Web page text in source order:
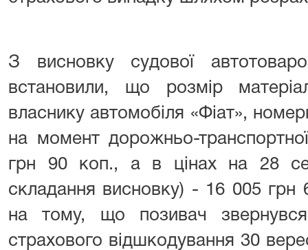
З висновку судової
встановили, що розмір
власнику автомобіля «Фіат»,
на момент дорожньо-
грн 90 коп., а в цінах на 28
складання висновку) - 16 005 грн
на тому, що позивач
страхового відшкодування 30